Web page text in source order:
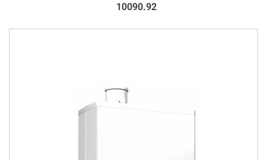
10090.92